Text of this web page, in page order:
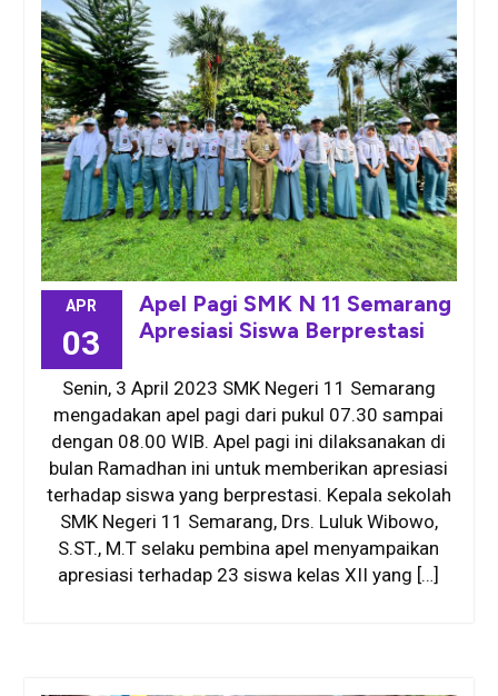
APR
03
Apel Pagi SMK N 11 Semarang
Apresiasi Siswa Berprestasi
Senin, 3 April 2023 SMK Negeri 11 Semarang
mengadakan apel pagi dari pukul 07.30 sampai
dengan 08.00 WIB. Apel pagi ini dilaksanakan di
bulan Ramadhan ini untuk memberikan apresiasi
terhadap siswa yang berprestasi. Kepala sekolah
SMK Negeri 11 Semarang, Drs. Luluk Wibowo,
S.ST., M.T selaku pembina apel menyampaikan
apresiasi terhadap 23 siswa kelas XII yang […]